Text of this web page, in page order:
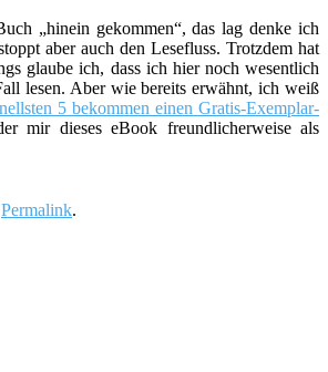
„hinein gekommen“, das lag denke ich
aber auch den Lesefluss. Trotzdem hat
glaube ich, dass ich hier noch wesentlich
lesen. Aber wie bereits erwähnt, ich weiß
5 bekommen einen Gratis-Exemplar-
mir dieses eBook freundlicherweise als
Permalink.